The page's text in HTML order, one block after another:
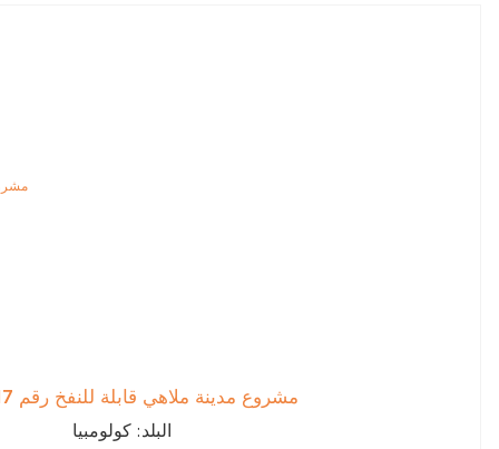
مشروع مدينة ملاهي قابلة للنفخ رقم 240517
البلد: كولومبيا